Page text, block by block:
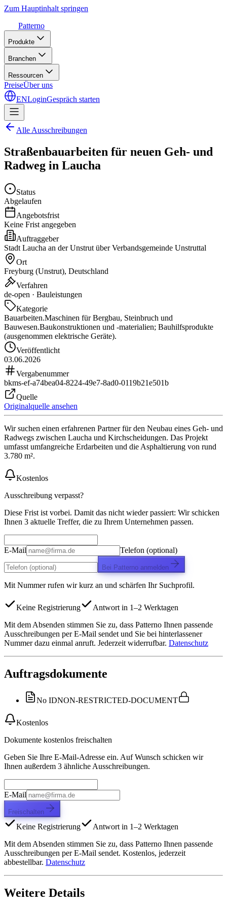
Zum Hauptinhalt springen
Patterno
Produkte
Branchen
Ressourcen
PreiseÜber uns
ENLoginGespräch starten
Alle Ausschreibungen
Straßenbauarbeiten für neuen Geh- und
Radweg in Laucha
Status
Abgelaufen
Angebotsfrist
Keine Frist angegeben
Auftraggeber
Stadt Laucha an der Unstrut über Verbandsgemeinde Unstruttal
Ort
Freyburg (Unstrut), Deutschland
Verfahren
de-open · Bauleistungen
Kategorie
Bauarbeiten.Maschinen für Bergbau, Steinbruch und
Bauwesen.Baukonstruktionen und -materialien; Bauhilfsprodukte
(ausgenommen elektrische Geräte).
Veröffentlicht
03.06.2026
Vergabenummer
bkms-ef-a74bea04-8224-49e7-8ad0-0119b21e501b
Quelle
Originalquelle ansehen
Wir suchen einen erfahrenen Partner für den Neubau eines Geh- und
Radwegs zwischen Laucha und Kirchscheidungen. Das Projekt
umfasst umfangreiche Erdarbeiten und die Asphaltierung von rund
3.780 m².
Kostenlos
Ausschreibung verpasst?
Diese Frist ist vorbei. Damit das nicht wieder passiert: Wir schicken
Ihnen 3 aktuelle Treffer, die zu Ihrem Unternehmen passen.
E-Mail Telefon (optional)
Bei Patterno anmelden
Mit Nummer rufen wir kurz an und schärfen Ihr Suchprofil.
Keine Registrierung
Antwort in 1–2 Werktagen
Mit dem Absenden stimmen Sie zu, dass Patterno Ihnen passende
Ausschreibungen per E-Mail sendet und Sie bei hinterlassener
Nummer dazu einmal anruft. Jederzeit widerrufbar. Datenschutz
Auftragsdokumente
No IDNON-RESTRICTED-DOCUMENT
Kostenlos
Dokumente kostenlos freischalten
Geben Sie Ihre E-Mail-Adresse ein. Auf Wunsch schicken wir
Ihnen außerdem 3 ähnliche Ausschreibungen.
E-Mail
Freischalten
Keine Registrierung
Antwort in 1–2 Werktagen
Mit dem Absenden stimmen Sie zu, dass Patterno Ihnen passende
Ausschreibungen per E-Mail sendet. Kostenlos, jederzeit
abbestellbar. Datenschutz
Weitere Details